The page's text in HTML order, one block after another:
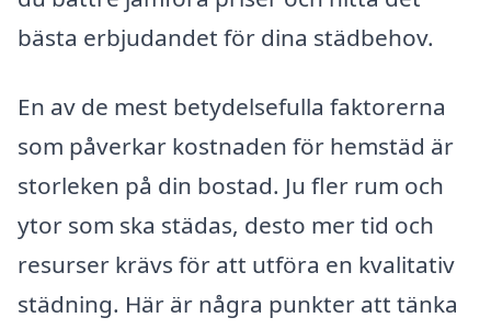
bästa erbjudandet för dina städbehov.
En av de mest betydelsefulla faktorerna
som påverkar kostnaden för hemstäd är
storleken på din bostad. Ju fler rum och
ytor som ska städas, desto mer tid och
resurser krävs för att utföra en kvalitativ
städning. Här är några punkter att tänka